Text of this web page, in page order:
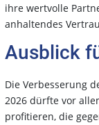
ihre wertvolle
anhaltendes
Ausblick
Die Verbesserung
2026 dürfte vor
profitieren, die